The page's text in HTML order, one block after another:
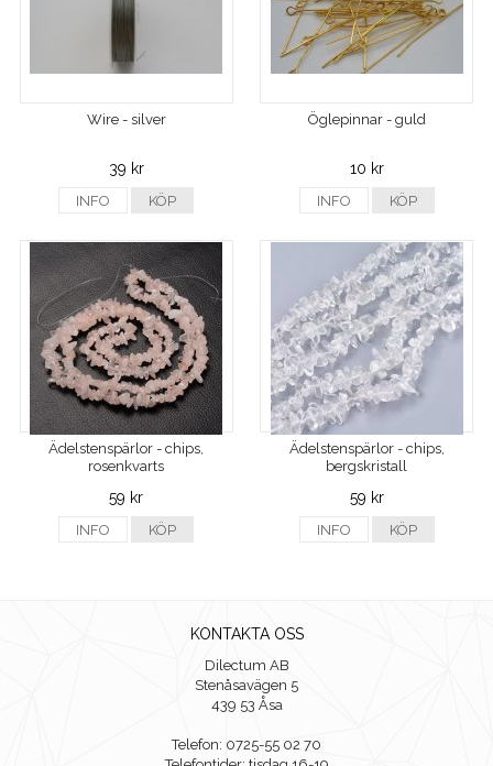
Wire - silver
39 kr
INFO KÖP
Öglepinnar - guld
10 kr
INFO KÖP
Ädelstenspärlor - chips,
rosenkvarts
59 kr
INFO KÖP
Ädelstenspärlor - chips,
bergskristall
59 kr
INFO KÖP
KONTAKTA OSS
Dilectum AB
Stenåsavägen 5
439 53 Åsa
Telefon: 0725-55 02 70